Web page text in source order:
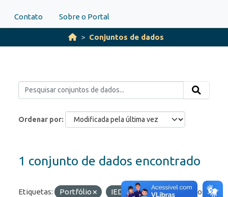
Contato Sobre o Portal
Conjuntos de dados
Ordenar por
1 conjunto de dados encontrado
Etiquetas: Portfólio IED ROF
Formatos: